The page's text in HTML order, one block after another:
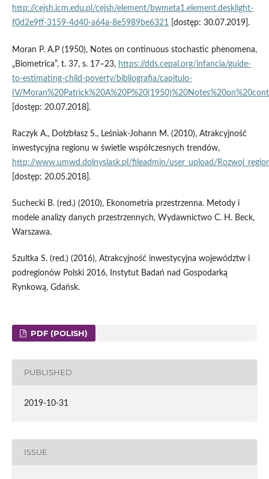
http://cejsh.icm.edu.pl/cejsh/element/bwmeta1.element.desklight-
f0d2e9ff-3159-4d40-a64a-8e5989be6321 [dostęp: 30.07.2019].
Moran P. A.P (1950), Notes on continuous stochastic phenomena,
„Biometrica”, t. 37, s. 17–23, https://dds.cepal.org/infancia/guide-
to-estimating-child-poverty/bibliografia/capitulo-
IV/
[dostęp: 20.07.2018].
Raczyk A., Dołzbłasz S., Leśniak‑Johann M. (2010), Atrakcyjność
inwestycyjna regionu w świetle współczesnych trendów,
http://www.umwd.dolnyslask.pl/fileadmin/user_upload/
[dostęp: 20.05.2018].
Suchecki B. (red.) (2010), Ekonometria przestrzenna. Metody i
modele analizy danych przestrzennych, Wydawnictwo C. H. Beck,
Warszawa.
Szultka S. (red.) (2016), Atrakcyjność inwestycyjna województw i
podregionów Polski 2016, Instytut Badań nad Gospodarką
Rynkową, Gdańsk.
PDF (POLISH)
PUBLISHED
2019-10-31
ISSUE